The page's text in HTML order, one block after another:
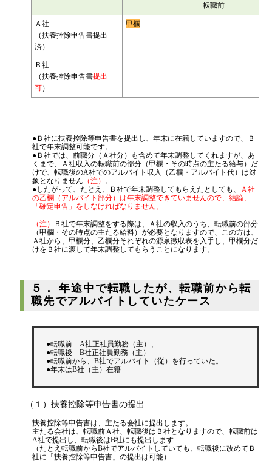
転職前
Ａ社
（扶養控除申告書提出
済）
甲欄
Ｂ社
（扶養控除申告書提出
可）
―
●Ｂ社に扶養控除等申告書を提出し、年末に在籍していますので、Ｂ
社で年末調整可能です。
●Ｂ社では、前職分（Ａ社分）も含めて年末調整してくれますが、あ
くまで、Ａ社収入の転職前の部分（甲欄・その時点の主たる給与）だ
けで、転職後のA社でのアルバイト収入（乙欄・アルバイト代）は対
象となりません （注）
。
●したがって、たとえ、Ｂ社で年末調整してもらえたとしても、
Ａ社
の乙欄（アルバイト部分）は年末調整できていませんので、結論、
「確定申告」をしなければなりません。
（注）
Ｂ社で年末調整をする際は、Ａ社の収入のうち、転職前の部分
（甲欄・その時点の主たる給料）が必要となりますので、この方は、
Ａ社から、甲欄分、乙欄分それぞれの源泉徴収表を入手し、甲欄分だ
けをＢ社に渡して年末調整してもらうことになります。
５． 年途中で転職したが、転職前から転
職先でアルバイトしていたケース
●転職前 A社正社員勤務（主）、
●転職後 B社正社員勤務（主）
●転職前から、B社でアルバイト（従）を行っていた。
●年末はB社（主）在籍
（１）扶養控除等申告書の提出
扶養控除等申告書は、主たる会社に提出します。
主たる会社は、転職前Ａ社、転職後はＢ社となりますので、転職前は
A社で提出し、転職後はB社にも提出します
（たとえ転職前からB社でアルバイトしていても、転職後に改めてＢ
社に「扶養控除等申告書」の提出は可能）